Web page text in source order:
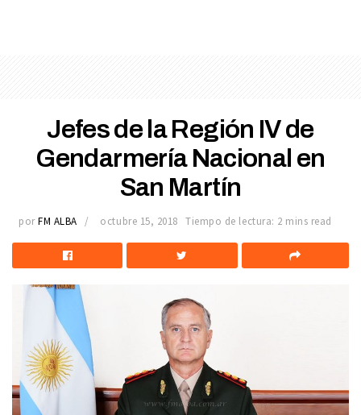
Jefes de la Región IV de
Gendarmería Nacional en
San Martín
por FM ALBA octubre 15, 2018 Tiempo de lectura: 2 mins read